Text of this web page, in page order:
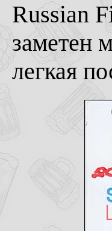
Russian
заметен
легкая